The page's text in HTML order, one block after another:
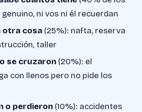
ni vos ni él recuerdan
otra cosa (25%): nafta, reserva
taller
se cruzaron (20%): el
con llenos pero no pide los
o perdieron (10%): accidentes